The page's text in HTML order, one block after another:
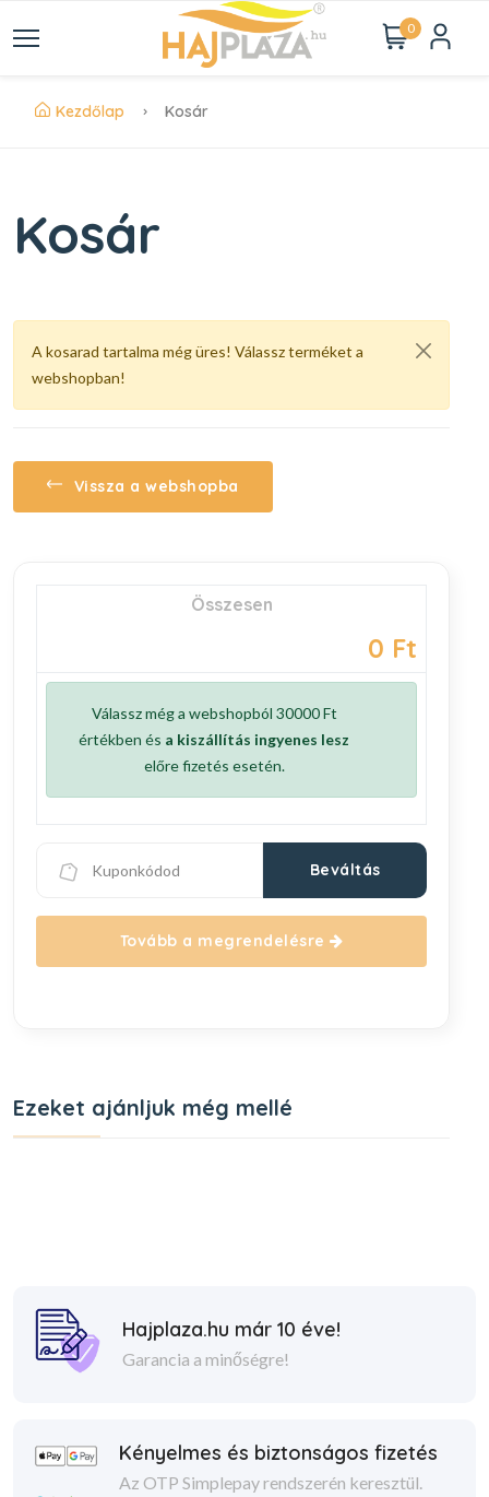
0
Kezdőlap Kosár
Kosár
A kosarad tartalma még üres! Válassz terméket a
webshopban!
Vissza a webshopba
Összesen
0 Ft
Válassz még a webshopból 30000 Ft
értékben és a kiszállítás ingyenes lesz
előre fizetés esetén.
Beváltás
Tovább a megrendelésre
Ezeket ajánljuk még mellé
Hajplaza.hu már 10 éve!
Garancia a minőségre!
Kényelmes és biztonságos fizetés
Az OTP Simplepay rendszerén keresztül.